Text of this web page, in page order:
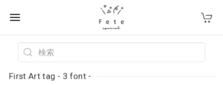
First Art tag - 3 font -